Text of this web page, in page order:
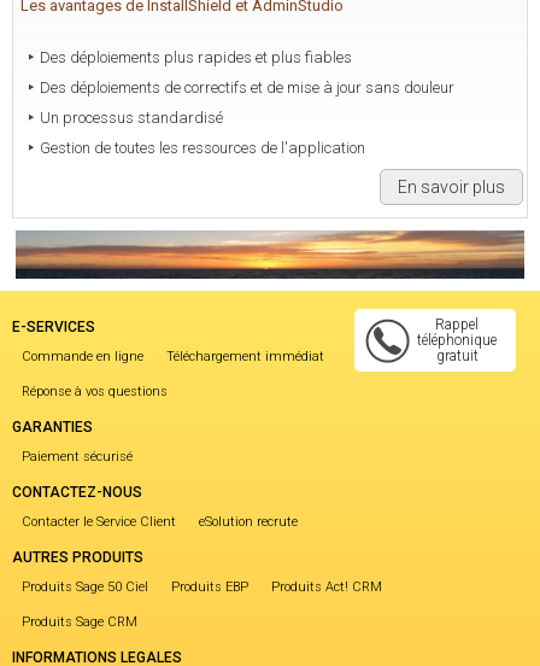
Les avantages de InstallShield et AdminStudio
Des déploiements plus rapides et plus fiables
Des déploiements de correctifs et de mise à jour sans douleur
Un processus standardisé
Gestion de toutes les ressources de l'application
En savoir plus
Rappel
téléphonique
gratuit
E-SERVICES
Commande en ligne Téléchargement immédiat
Réponse à vos questions
GARANTIES
Paiement sécurisé
CONTACTEZ-NOUS
Contacter le Service Client eSolution recrute
AUTRES PRODUITS
Produits Sage 50 Ciel Produits EBP Produits Act! CRM
Produits Sage CRM
INFORMATIONS LEGALES